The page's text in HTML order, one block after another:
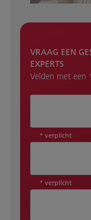
VRAAG EEN
EXPERTS
Velden met een
* verplicht
* verplicht